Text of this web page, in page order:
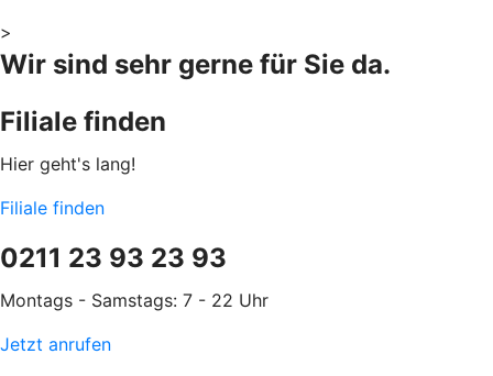
>
Wir sind sehr gerne für Sie da.
Filiale finden
Hier geht's lang!
Filiale finden
0211 23 93 23 93
Montags - Samstags: 7 - 22 Uhr
Jetzt anrufen